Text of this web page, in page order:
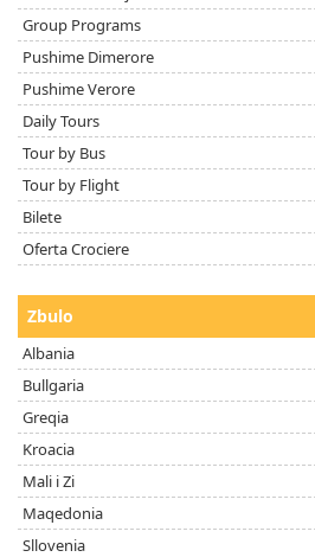
Group Programs
Pushime Dimerore
Pushime Verore
Daily Tours
Tour by Bus
Tour by Flight
Bilete
Oferta Crociere
Zbulo
Albania
Bullgaria
Greqia
Kroacia
Mali i Zi
Maqedonia
Sllovenia